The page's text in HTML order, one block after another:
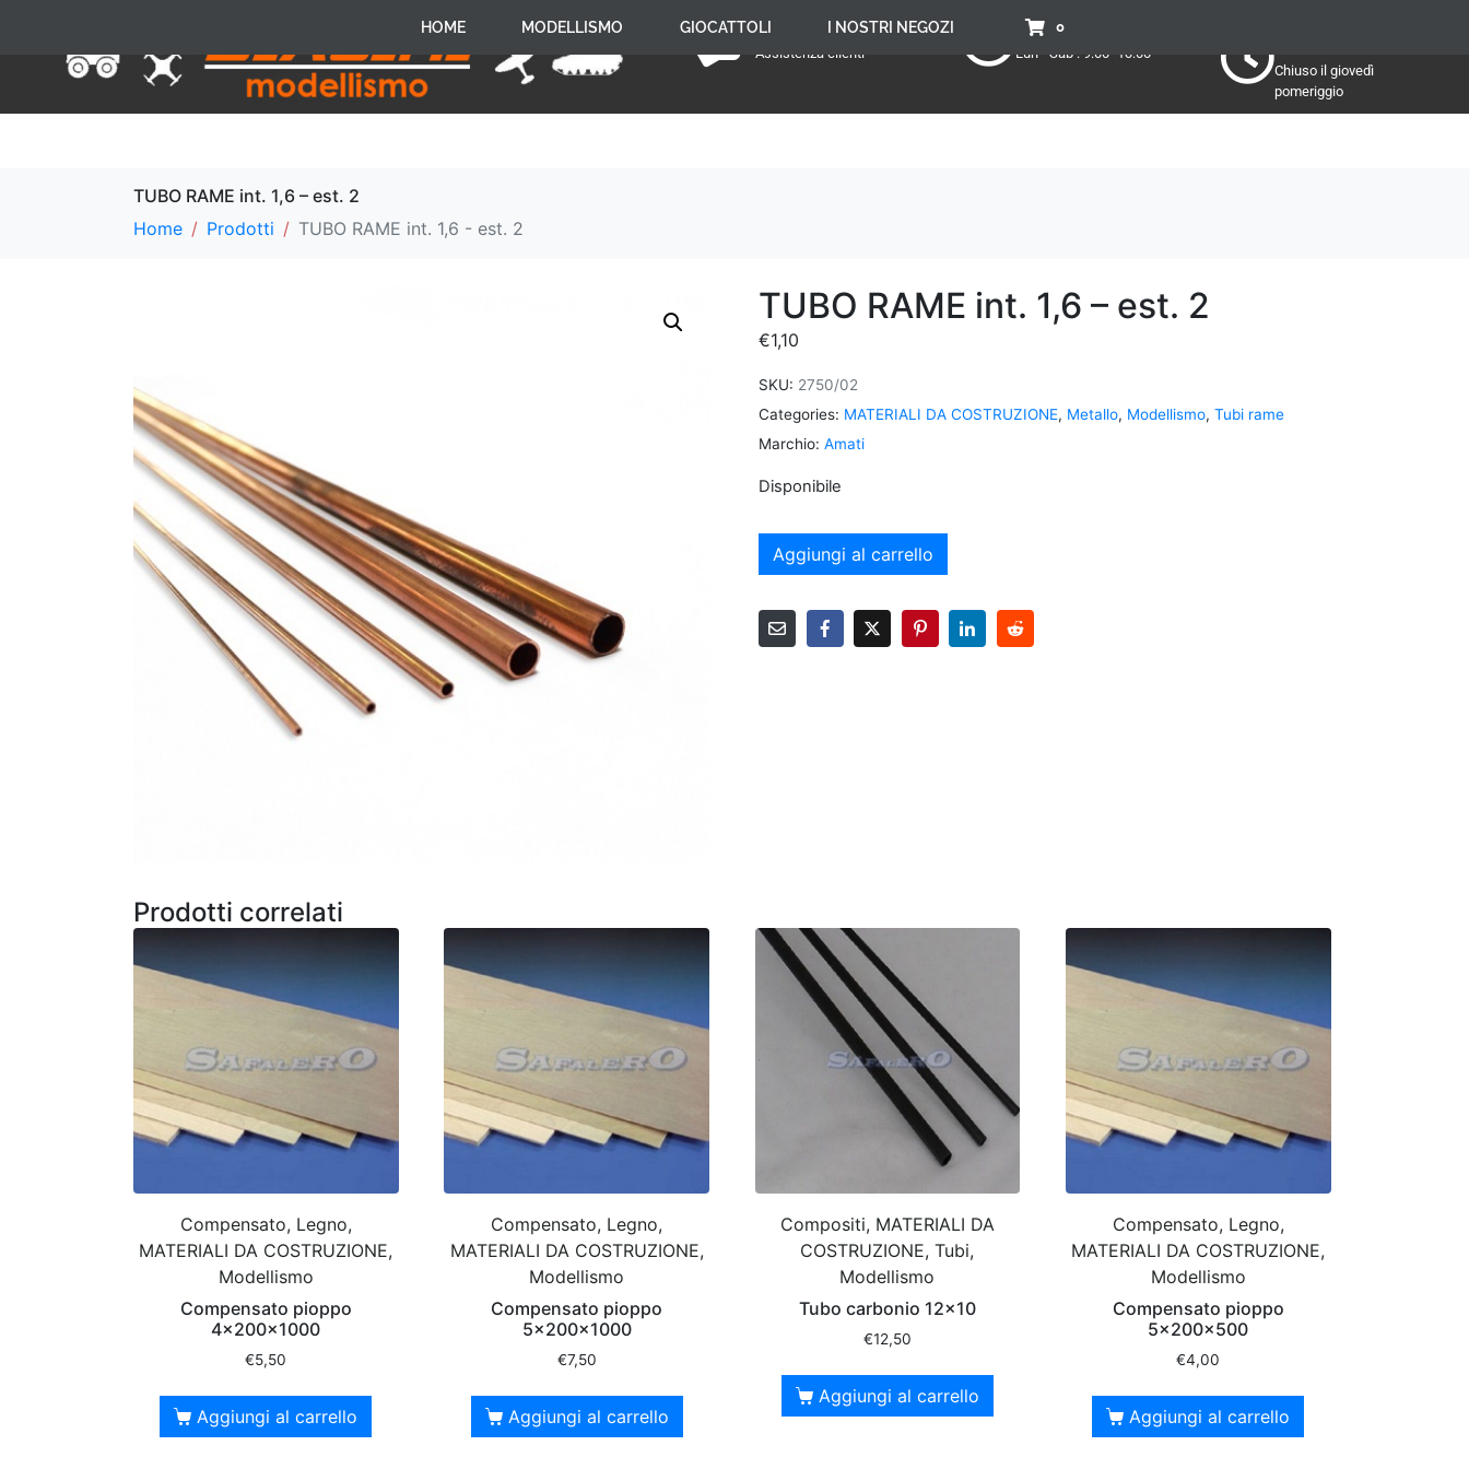
+39 059 650 005
Assistenza clienti
Mattino:
Lun - Sab : 9:00 -13:00
Chiuso il giovedì
pomeriggio
HOME MODELLISMO GIOCATTOLI I NOSTRI NEGOZI 0
TUBO RAME int. 1,6 – est. 2
Home
Prodotti TUBO RAME int. 1,6 - est. 2
TUBO RAME int. 1,6 – est. 2
€1,10
SKU: 2750/02
Categories: MATERIALI DA COSTRUZIONE, Metallo, Modellismo, Tubi rame
Marchio: Amati
Disponibile
Aggiungi al carrello
Prodotti correlati
Compensato, Legno,
MATERIALI DA COSTRUZIONE,
Modellismo
Compensato pioppo
4x200x1000
€5,50
Aggiungi al carrello
Compensato, Legno,
MATERIALI DA COSTRUZIONE,
Modellismo
Compensato pioppo
5x200x1000
€7,50
Aggiungi al carrello
Compositi, MATERIALI DA
COSTRUZIONE, Tubi,
Modellismo
Tubo carbonio 12×10
€12,50
Aggiungi al carrello
Compensato, Legno,
MATERIALI DA COSTRUZIONE,
Modellismo
Compensato pioppo
5x200x500
€4,00
Aggiungi al carrello